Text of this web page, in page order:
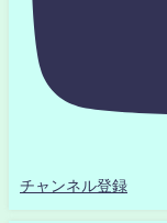
チャンネル登録